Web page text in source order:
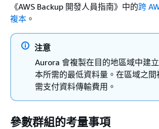
《AWS Backup 開發人員指南》 中的跨
複本 。
注意
Aurora 會複製在目的地區域中建
本所需的最低資料量。在區域之間
需支付資料傳輸費用。
參數群組的考量事項